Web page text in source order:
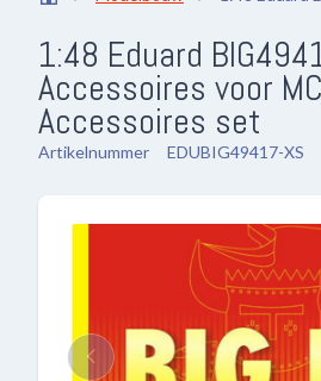
1:48 Eduard
Accessoires voor
Accessoires set
Artikelnummer EDUBIG49417-XS